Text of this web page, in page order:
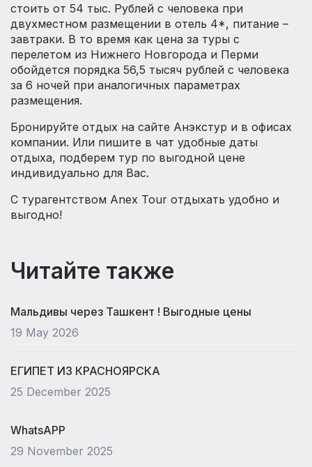
стоить от 54 тыс. Рублей с человека при
двухместном размещении в отель 4*, питание –
завтраки. В то время как цена за туры с
перелетом из Нижнего Новгорода и Перми
обойдется порядка 56,5 тысяч рублей с человека
за 6 ночей при аналогичных параметрах
размещения.
Бронируйте отдых на сайте Анэкстур и в офисах
компании. Или пишите в чат удобные даты
отдыха, подберем тур по выгодной цене
индивидуально для Вас.
С турагентством Anex Tour отдыхать удобно и
выгодно!
Читайте также
Мальдивы через Ташкент ! Выгодные цены
19 May 2026
ЕГИПЕТ ИЗ КРАСНОЯРСКА
25 December 2025
WhatsAPP
29 November 2025